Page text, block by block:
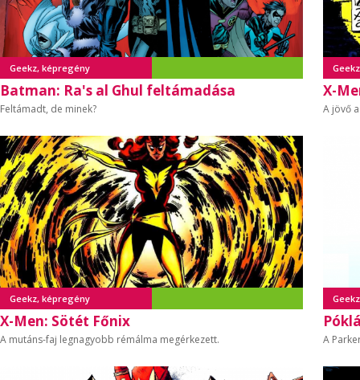
Geekz, képregény
Batman: Ra's al Ghul feltámadása
Feltámadt, de minek?
Geekz, képregény
X-Men: Sötét Főnix
A mutáns-faj legnagyobb rémálma megérkezett.
X-
A jövő
A